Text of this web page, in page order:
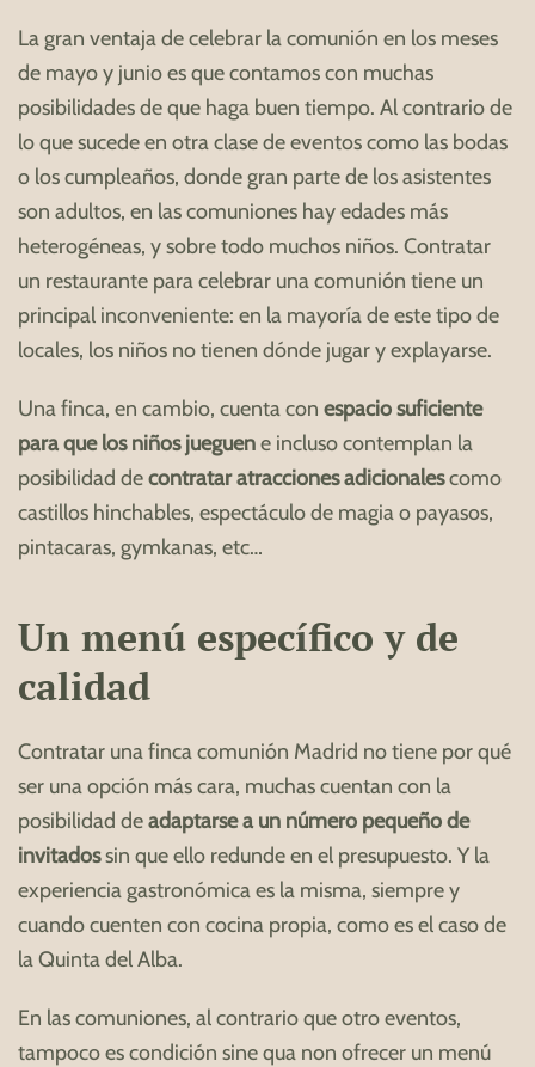
La gran ventaja de celebrar la comunión en los meses
de mayo y junio es que contamos con muchas
posibilidades de que haga buen tiempo. Al contrario de
lo que sucede en otra clase de eventos como las bodas
o los cumpleaños, donde gran parte de los asistentes
son adultos, en las comuniones hay edades más
heterogéneas, y sobre todo muchos niños. Contratar
un restaurante para celebrar una comunión tiene un
principal inconveniente: en la mayoría de este tipo de
locales, los niños no tienen dónde jugar y explayarse.
Una finca, en cambio, cuenta con espacio suficiente
para que los niños jueguene incluso contemplan la
posibilidad decontratar atracciones adicionalescomo
castillos hinchables, espectáculo de magia o payasos,
pintacaras, gymkanas, etc…
Un menú específico y de
calidad
Contratar una finca comunión Madrid no tiene por qué
ser una opción más cara, muchas cuentan con la
posibilidad deadaptarse a un número pequeño de
invitadossin que ello redunde en el presupuesto. Y la
experiencia gastronómica es la misma, siempre y
cuando cuenten con cocina propia, como es el caso de
la Quinta del Alba.
En las comuniones, al contrario que otro eventos,
tampoco es condición sine qua non ofrecer un menú